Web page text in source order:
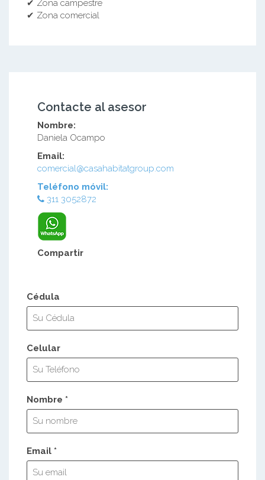
✔ Zona campestre
✔ Zona comercial
Contacte al asesor
Nombre:
Daniela Ocampo
Email:
comercial@casahabitatgroup.com
Teléfono móvil:
311 3052872
Compartir
Cédula
Celular
Nombre *
Email *